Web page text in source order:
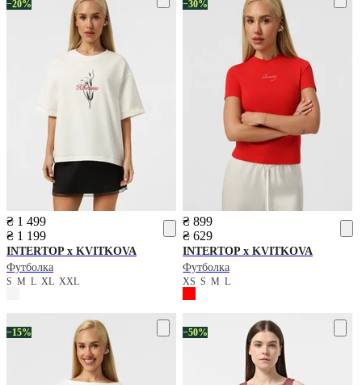
−20%
₴ 1 499
₴ 1 199
INTERTOP x KVITKOVA
Футболка
S M L XL XXL
−30%
₴ 899
₴ 629
INTERTOP x KVITKOVA
Футболка
XSSML
−15% −50%